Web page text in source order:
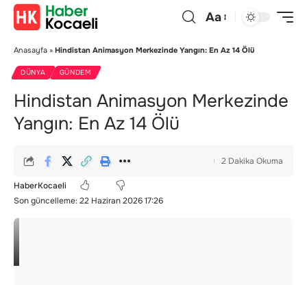
Aa
Anasayfa » Hindistan Animasyon Merkezinde Yangın: En Az 14 Ölü
DÜNYA GÜNDEM
Hindistan Animasyon Merkezinde
Yangın: En Az 14 Ölü
Son güncelleme: 22 Haziran 2026 17:26
HaberKocaeli
2 Dakika Okuma